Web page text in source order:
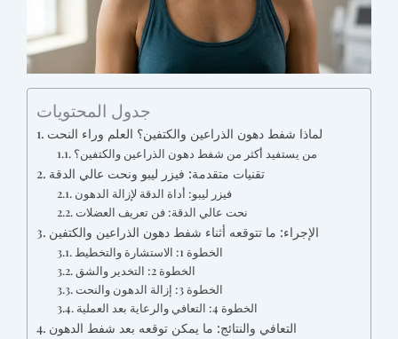
جدول المحتويات
لماذا شفط دهون الذراعين والكتفين؟ العلم وراء النحت
من يستفيد أكثر من شفط دهون الذراعين والكتفين؟
تقنيات متقدمة: فيزر ليبو ونحت عالي الدقة
فيزر ليبو: أداة الدقة لإزالة الدهون
نحت عالي الدقة: فن تعريف العضلات
الإجراء: ما تتوقعه أثناء شفط دهون الذراعين والكتفين
الخطوة 1: الاستشارة والتخطيط
الخطوة 2: التخدير والشق
الخطوة 3: إزالة الدهون والنحت
الخطوة 4: التعافي والرعاية بعد العملية
التعافي والنتائج: ما يمكن توقعه بعد شفط الدهون